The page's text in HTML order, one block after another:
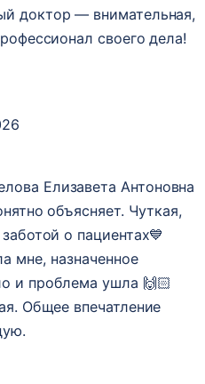
доктор — внимательная,
своего дела!
Елизавета Антоновна
объясняет. Чуткая,
о пациентах💙
мне, назначенное
и проблема ушла 🙌🏻
Общее впечатление